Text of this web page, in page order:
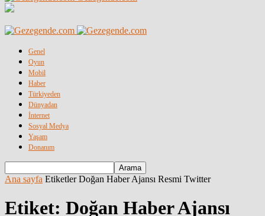
Genel
Oyun
Mobil
Haber
Türkiyeden
Dünyadan
İnternet
Sosyal Medya
Yaşam
Donanım
Ana sayfa Etiketler Doğan Haber Ajansı Resmi Twitter
Etiket: Doğan Haber Ajansı